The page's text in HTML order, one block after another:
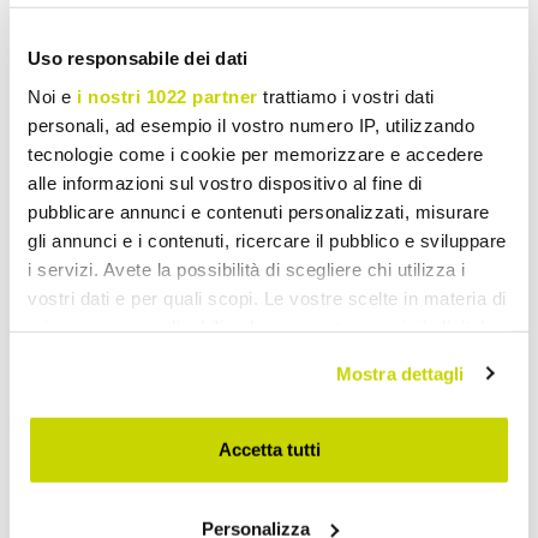
Uso responsabile dei dati
Noi e i nostri 1022 partner trattiamo i vostri dati
personali, ad esempio il vostro numero IP, utilizzando
tecnologie come i cookie per memorizzare e accedere
alle informazioni sul vostro dispositivo al fine di
pubblicare annunci e contenuti personalizzati, misurare
gli annunci e i contenuti, ricercare il pubblico e sviluppare
i servizi. Avete la possibilità di scegliere chi utilizza i
vostri dati e per quali scopi. Le vostre scelte in materia di
modificare o revocare il proprio consenso in qualsiasi
momento dalla Dichiarazione sui cookie o facendo clic
sull'icona di attivazione della privacy.
raccogliere informazioni sulla tua posizione
Mostra dettagli
Accetta tutti
Personalizza